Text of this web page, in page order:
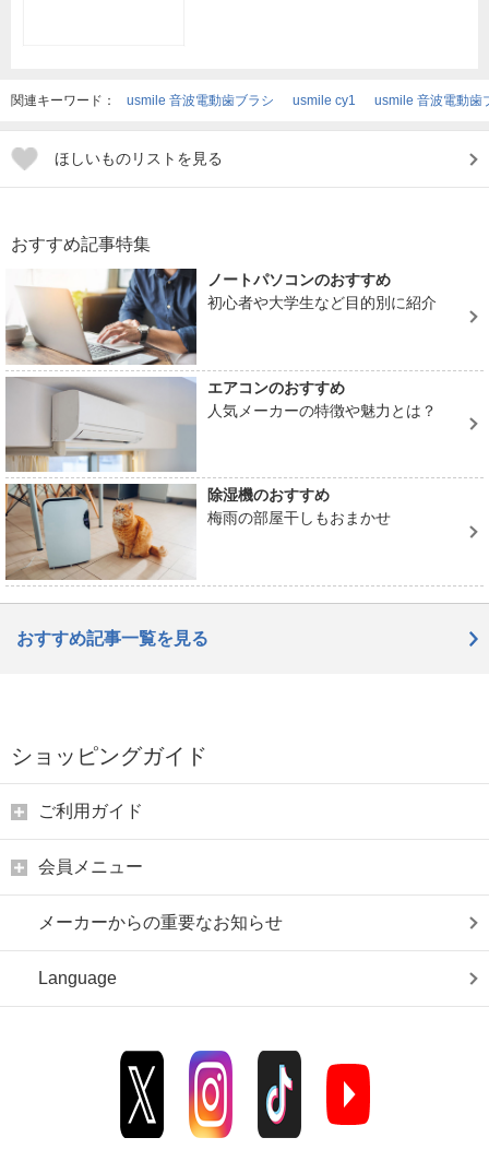
関連キーワード： usmile 音波電動歯ブラシ usmile cy1 usmile 音波電動歯
ほしいものリストを見る
おすすめ記事特集
ノートパソコンのおすすめ
初心者や大学生など目的別に紹介
エアコンのおすすめ
人気メーカーの特徴や魅力とは？
除湿機のおすすめ
梅雨の部屋干しもおまかせ
おすすめ記事一覧を見る
ショッピングガイド
ご利用ガイド
会員メニュー
メーカーからの重要なお知らせ
Language